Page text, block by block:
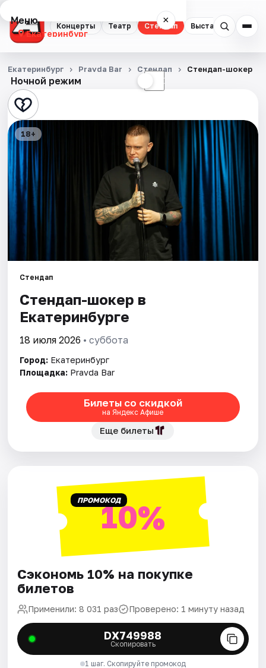
Концерты Театр Стендап Выставки
Меню ×
Екатеринбург
Концерты
Театр
Стендап
Выставки
Квесты
Экскурсии
Спорт
События
Города
Площадки
Рейтинги
Ночной режим ☾
Екатеринбург Pravda Bar Стендап Стендап-шокер
18+
Стендап
Стендап-шокер в
Екатеринбурге
18 июля 2026 • суббота
Город: Екатеринбург
Площадка: Pravda Bar
Билеты со скидкой
на Яндекс Афише
Еще билеты
ПРОМОКОД10%
Сэкономь 10% на покупке
билетов
Применили: 8 031 раз Проверено: 1 минуту назад
DX749988
Скопировать
1 шаг. Скопируйте промокод